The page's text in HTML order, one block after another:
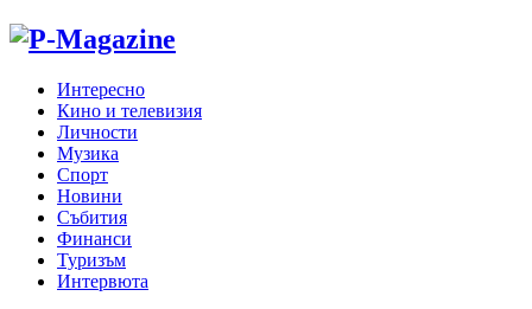
Skip
Интересно
Кино и телевизия
Личности
Музика
Спорт
Новини
Събития
Финанси
Туризъм
Интервюта